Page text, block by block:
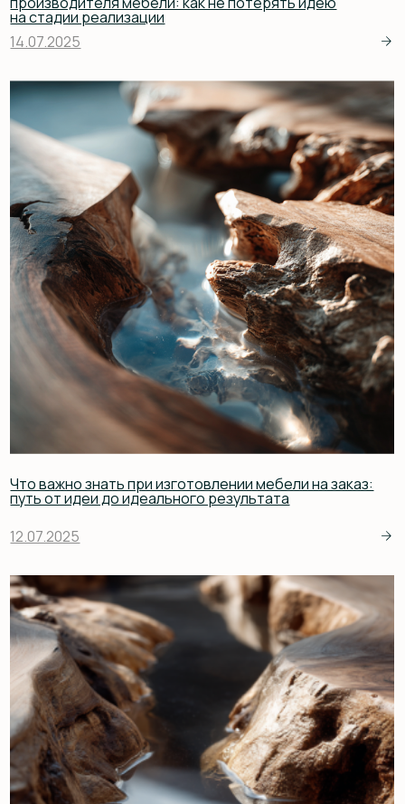
Эпоксидная смола и мебель из массива дерева:
больше, чем просто «река»
Telegram ВКонтакте
WhatsApp Viber
eywawood@mail.ru
‪+7 969 938 69 05
Санкт-Петербург, В.О., ул. Уральская, д. 13К, Бизнес-
Центр «Алмаз»
Задать вопрос
КОНТАКТЫ
Главная
Рассчитать стоимость
О компании
Этапы работы
Полезные статьи
FAQ
Меню
Каталог
О компании
Сотрудничество
Доставка и оплата
Статьи
Контакты
Каталог
Политика конфиденциальности
© Дизайн-мастерская EYWA 2026